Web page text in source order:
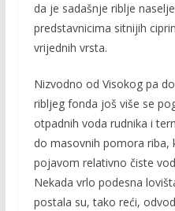
da je sadašnje riblje
predstavnicima sitnijih
vrijednih vrsta.
Nizvodno od Visokog pa
ribljeg fonda još više se
otpadnih voda rudnika i
do masovnih pomora riba,
pojavom relativno čiste
Nekada vrlo podesna
postala su, tako reći,